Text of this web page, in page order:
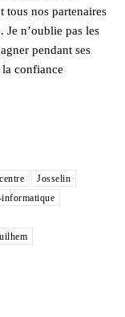
tous nos partenaires
Je n’oublie pas les
pendant ses
la confiance
Josselin
informatique